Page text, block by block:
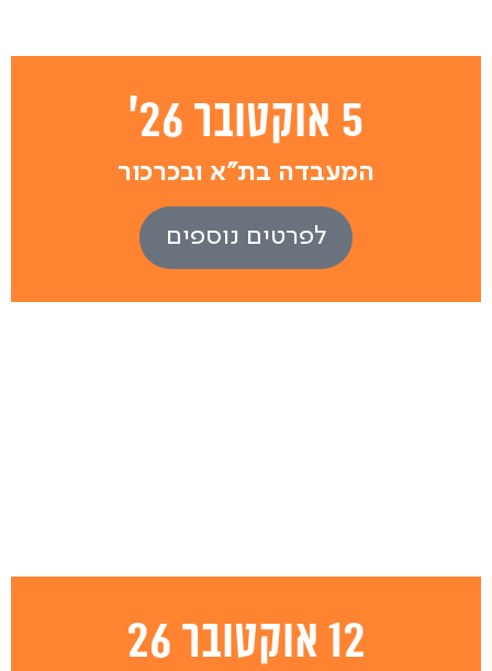
5 אוקטובר 26'
המעבדה בת"א ובכרכור
לפרטים נוספים
12 אוקטובר 26